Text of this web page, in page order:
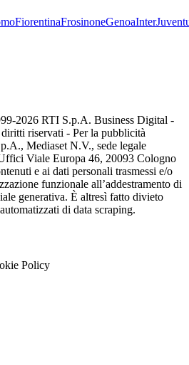
FiorentinaFrosinoneGenoaInter
2026 RTI S.p.A. Business Digital -
riservati - Per la pubblicità
Mediaset N.V., sede legale
Viale Europa 46, 20093 Cologno
e ai dati personali trasmessi e/o
funzionale all’addestramento di
generativa. È altresì fatto divieto
di data scraping.
Policy